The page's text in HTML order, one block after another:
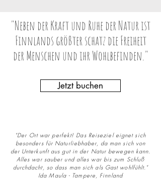
"Neben der Kraft und Ruhe der Natur ist
Finnlands größter schatz die Freiheit
der Menschen und ihr Wohlbefinden."
Jetzt buchen
"Der Ort war perfekt! Das Reiseziel eignet sich
besonders für Naturliebhaber, da man sich von
der Unterkunft aus gut in der Natur bewegen kann.
Alles war sauber und alles war bis zum Schluß
durchdacht, so dass man sich als Gast wohlfühlt."
Ida Maula - Tampere, Finnland